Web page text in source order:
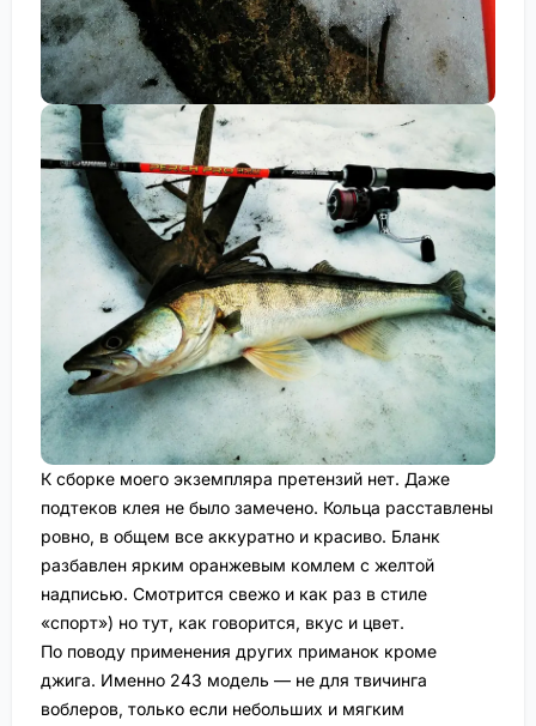
К сборке моего экземпляра претензий нет. Даже
подтеков клея не было замечено. Кольца расставлены
ровно, в общем все аккуратно и красиво. Бланк
разбавлен ярким оранжевым комлем с желтой
надписью. Смотрится свежо и как раз в стиле
«спорт») но тут, как говорится, вкус и цвет.
По поводу применения других приманок кроме
джига. Именно 243 модель — не для твичинга
воблеров, только если небольших и мягким